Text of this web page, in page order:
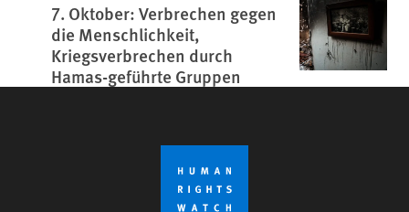
7. Oktober: Verbrechen gegen
die Menschlichkeit,
Kriegsverbrechen durch
Hamas-geführte Gruppen